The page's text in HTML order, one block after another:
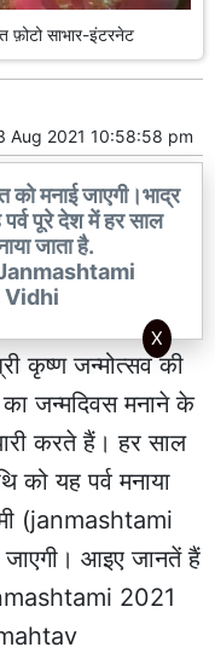
साभार-इंटरनेट
Aug 2021 10:58:58 pm
मनाई जाएगी।भाद्र
पूरे देश में हर साल
जाता है.
Vidhi
कृष्ण जन्मोत्सव की
जन्मदिवस मनाने के
करते हैं। हर साल
को यह पर्व मनाया
(janmashtami
आइए जानतें हैं
2021
X